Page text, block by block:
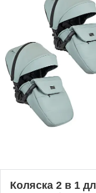
Коляска 2 в 1